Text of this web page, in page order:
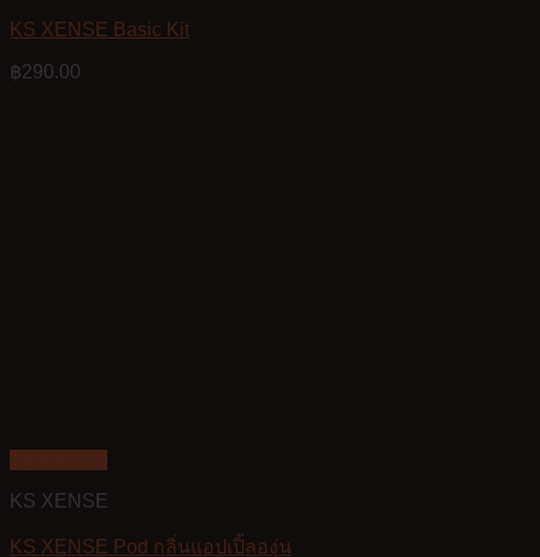
KS XENSE Basic Kit
฿290.00
KS XENSE
KS XENSE Pod กลิ่นแอปเปิ้ลองุ่น